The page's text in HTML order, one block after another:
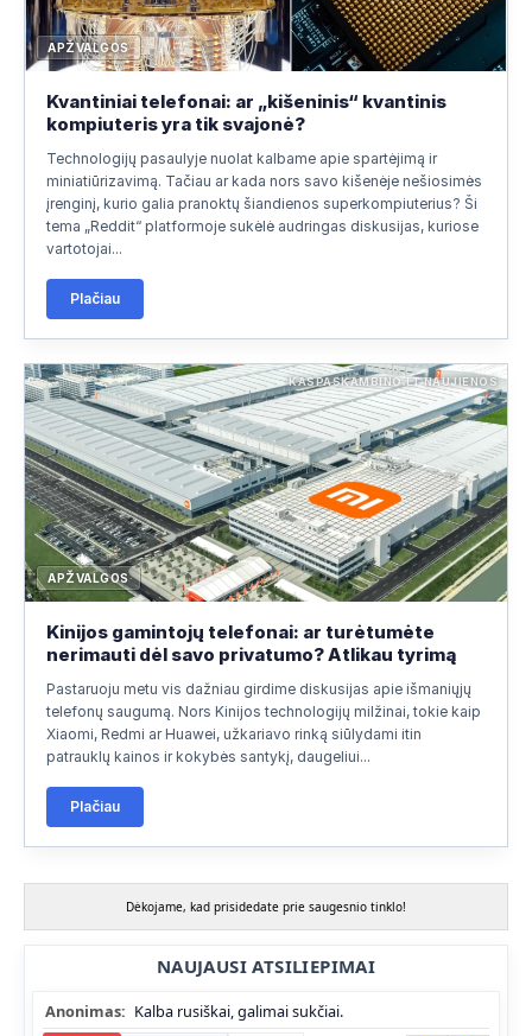
APŽVALGOS
Kvantiniai telefonai: ar „kišeninis“ kvantinis
kompiuteris yra tik svajonė?
Technologijų pasaulyje nuolat kalbame apie spartėjimą ir
miniatiūrizavimą. Tačiau ar kada nors savo kišenėje nešiosimės
įrenginį, kurio galia pranoktų šiandienos superkompiuterius? Ši
tema „Reddit“ platformoje sukėlė audringas diskusijas, kuriose
vartotojai...
Plačiau
KASPASKAMBINO.LT NAUJIENOS
APŽVALGOS
Kinijos gamintojų telefonai: ar turėtumėte
nerimauti dėl savo privatumo? Atlikau tyrimą
Pastaruoju metu vis dažniau girdime diskusijas apie išmaniųjų
telefonų saugumą. Nors Kinijos technologijų milžinai, tokie kaip
Xiaomi, Redmi ar Huawei, užkariavo rinką siūlydami itin
patrauklų kainos ir kokybės santykį, daugeliui...
Plačiau
Dėkojame, kad prisidedate prie saugesnio tinklo!
NAUJAUSI ATSILIEPIMAI
Anonimas: Kalba rusiškai, galimai sukčiai.